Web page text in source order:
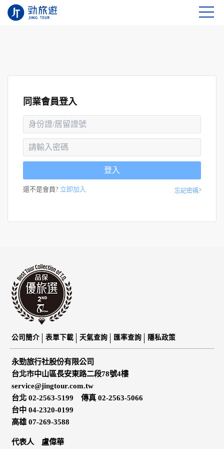
同業會員登入
登入
還不是會員? 立即加入 忘記密碼?
公司簡介 表單下載 天氣查詢 匯率查詢 隱私政策
永勁旅行社股份有限公司
台北市中山區長安東路二段78號4樓
service@jingtour.com.tw
台北 02-2563-5199 傳真 02-2563-5066
台中 04-2320-0199
高雄 07-269-3588
代表人 盧偉華